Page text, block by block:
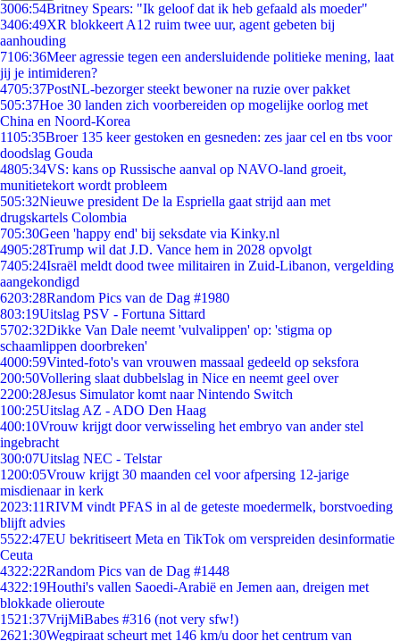
3006:54Britney Spears: "Ik geloof dat ik heb gefaald als moeder"
3406:49XR blokkeert A12 ruim twee uur, agent gebeten bij
aanhouding
7106:36Meer agressie tegen een andersluidende politieke mening, laat
jij je intimideren?
4705:37PostNL-bezorger steekt bewoner na ruzie over pakket
505:37Hoe 30 landen zich voorbereiden op mogelijke oorlog met
China en Noord-Korea
1105:35Broer 135 keer gestoken en gesneden: zes jaar cel en tbs voor
doodslag Gouda
4805:34VS: kans op Russische aanval op NAVO-land groeit,
munitietekort wordt probleem
505:32Nieuwe president De la Espriella gaat strijd aan met
drugskartels Colombia
705:30Geen 'happy end' bij seksdate via Kinky.nl
4905:28Trump wil dat J.D. Vance hem in 2028 opvolgt
7405:24Israël meldt dood twee militairen in Zuid-Libanon, vergelding
aangekondigd
6203:28Random Pics van de Dag #1980
803:19Uitslag PSV - Fortuna Sittard
5702:32Dikke Van Dale neemt 'vulvalippen' op: 'stigma op
schaamlippen doorbreken'
4000:59Vinted-foto's van vrouwen massaal gedeeld op seksfora
200:50Vollering slaat dubbelslag in Nice en neemt geel over
2200:28Jesus Simulator komt naar Nintendo Switch
100:25Uitslag AZ - ADO Den Haag
400:10Vrouw krijgt door verwisseling het embryo van ander stel
ingebracht
300:07Uitslag NEC - Telstar
1200:05Vrouw krijgt 30 maanden cel voor afpersing 12-jarige
misdienaar in kerk
2023:11RIVM vindt PFAS in al de geteste moedermelk, borstvoeding
blijft advies
5522:47EU bekritiseert Meta en TikTok om verspreiden desinformatie
Ceuta
4322:22Random Pics van de Dag #1448
4322:19Houthi's vallen Saoedi-Arabië en Jemen aan, dreigen met
blokkade olieroute
1521:37VrijMiBabes #316 (not very sfw!)
2621:30Wegpiraat scheurt met 146 km/u door het centrum van